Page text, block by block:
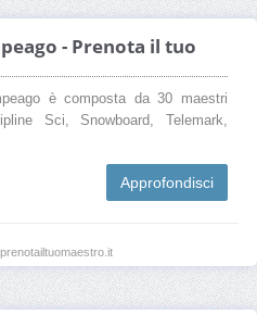
- Prenota il tuo
è composta da 30 maestri
Sci, Snowboard, Telemark,
Approfondisci